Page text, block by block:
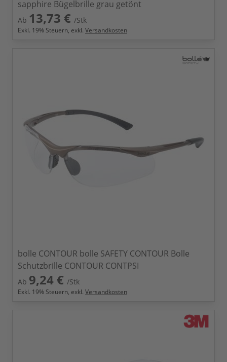
sapphire Bügelbrille grau getönt
Ab 13,73 € /Stk
Exkl. 19% Steuern, exkl. Versandkosten
bolle CONTOUR bolle SAFETY CONTOUR Bolle
Schutzbrille CONTOUR CONTPSI
Ab 9,24 € /Stk
Exkl. 19% Steuern, exkl. Versandkosten